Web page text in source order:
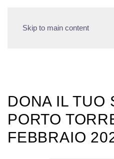
Skip to main content
DONA IL TUO
PORTO
FEBBRAIO